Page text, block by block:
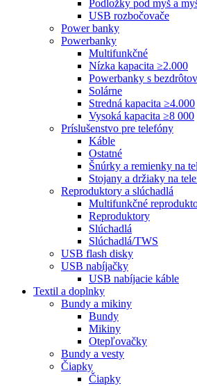
Podložky pod myš a
USB rozbočovače
Power banky
Powerbanky
Multifunkčné
Nízka kapacita ≥2.000
Powerbanky s
Solárne
Stredná kapacita ≥4.000
Vysoká kapacita ≥8 000
Príslušenstvo pre telefóny
Káble
Ostatné
Šnúrky a remienky na
Stojany a držiaky na
Reproduktory a slúchadlá
Multifunkčné
Reproduktory
Slúchadlá
Slúchadlá/TWS
USB flash disky
USB nabíjačky
USB nabíjacie káble
Textil a doplnky
Bundy a mikiny
Bundy
Mikiny
Otepľovačky
Bundy a vesty
Čiapky
Čiapky